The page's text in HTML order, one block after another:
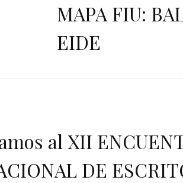
MAPA FIU:
EIDE
al XII
DE